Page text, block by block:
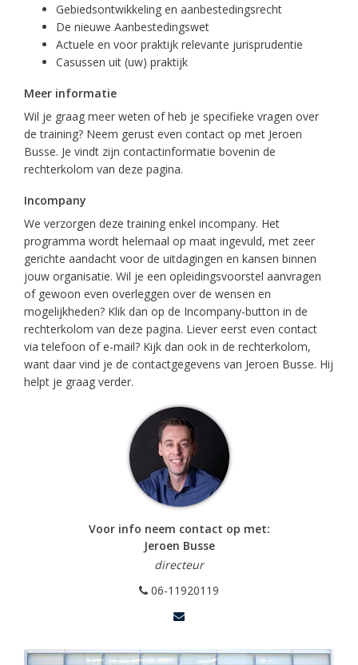
Gebiedsontwikkeling en aanbestedingsrecht
De nieuwe Aanbestedingswet
Actuele en voor praktijk relevante jurisprudentie
Casussen uit (uw) praktijk
Meer informatie
Wil je graag meer weten of heb je specifieke vragen over
de training? Neem gerust even contact op met Jeroen
Busse. Je vindt zijn contactinformatie bovenin de
rechterkolom van deze pagina.
Incompany
We verzorgen deze training enkel incompany. Het
programma wordt helemaal op maat ingevuld, met zeer
gerichte aandacht voor de uitdagingen en kansen binnen
jouw organisatie. Wil je een opleidingsvoorstel aanvragen
of gewoon even overleggen over de wensen en
mogelijkheden? Klik dan op de Incompany-button in de
rechterkolom van deze pagina. Liever eerst even contact
via telefoon of e-mail? Kijk dan ook in de rechterkolom,
want daar vind je de contactgegevens van Jeroen Busse. Hij
helpt je graag verder.
Voor info neem contact op met:
Jeroen Busse
directeur
06-11920119